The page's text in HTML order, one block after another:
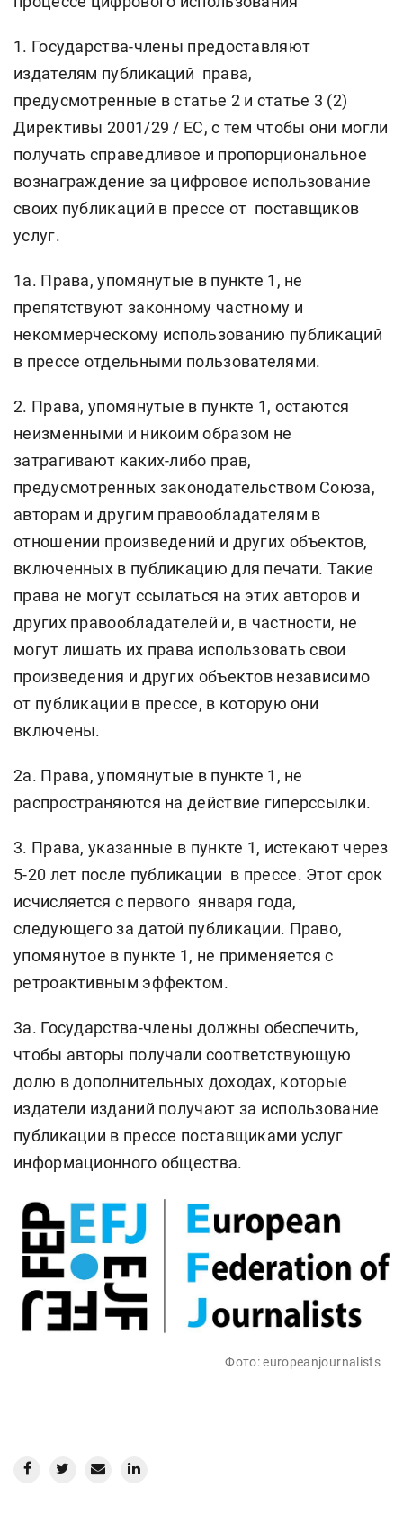
1. Государства-члены предоставляют
издателям публикаций права,
предусмотренные в статье 2 и статье 3 (2)
Директивы 2001/29 / EC, с тем чтобы они могли
получать справедливое и пропорциональное
вознаграждение за цифровое использование
своих публикаций в прессе от поставщиков
услуг.
1a. Права, упомянутые в пункте 1, не
препятствуют законному частному и
некоммерческому использованию публикаций
в прессе отдельными пользователями.
2. Права, упомянутые в пункте 1, остаются
неизменными и никоим образом не
затрагивают каких-либо прав,
предусмотренных законодательством Союза,
авторам и другим правообладателям в
отношении произведений и других объектов,
включенных в публикацию для печати. Такие
права не могут ссылаться на этих авторов и
других правообладателей и, в частности, не
могут лишать их права использовать свои
произведения и других объектов независимо
от публикации в прессе, в которую они
включены.
2а. Права, упомянутые в пункте 1, не
распространяются на действие гиперссылки.
3. Права, указанные в пункте 1, истекают через
5-20 лет после публикации в прессе. Этот срок
исчисляется с первого января года,
следующего за датой публикации. Право,
упомянутое в пункте 1, не применяется с
ретроактивным эффектом.
3а. Государства-члены должны обеспечить,
чтобы авторы получали соответствующую
долю в дополнительных доходах, которые
издатели изданий получают за использование
публикации в прессе поставщиками услуг
информационного общества.
Фото: europeanjournalists